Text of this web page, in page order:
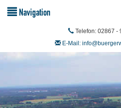
Navigation
Telefon: 02867 -
E-Mail: